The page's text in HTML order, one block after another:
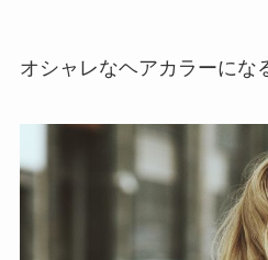
オシャレなヘアカラーにな